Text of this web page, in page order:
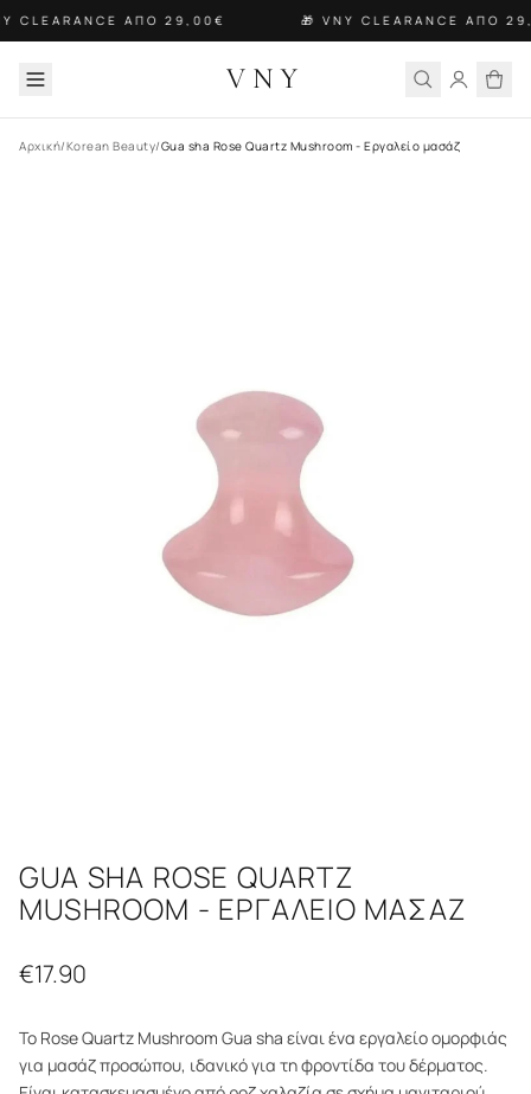
CLEARANCE ΑΠΟ 29,00€ 🎁 VNY CLEARANCE ΑΠΟ
VNY
Αρχική/Korean Beauty/Gua sha Rose Quartz Mushroom - Εργαλείο μασάζ
GUA SHA ROSE QUARTZ
MUSHROOM - ΕΡΓΑΛΕΙΟ ΜΑΣΑΖ
€17.90
Το Rose Quartz Mushroom Gua sha είναι ένα εργαλείο ομορφιάς
για μασάζ προσώπου, ιδανικό για τη φροντίδα του δέρματος.